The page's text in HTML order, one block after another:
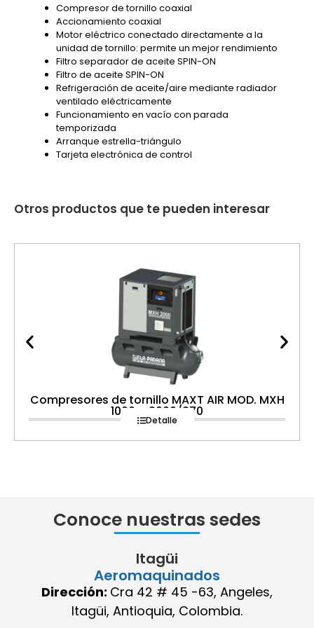
Compresor de tornillo coaxial
Accionamiento coaxial
Motor eléctrico conectado directamente a la
unidad de tornillo: permite un mejor rendimiento
Filtro separador de aceite SPIN-ON
Filtro de aceite SPIN-ON
Refrigeración de aceite/aire mediante radiador
ventilado eléctricamente
Funcionamiento en vacío con parada
temporizada
Arranque estrella-triángulo
Tarjeta electrónica de control
Otros productos que te pueden interesar
Compresores de tornillo MAXT AIR MOD. MXH
1000 – 2000/270
Detalle
Conoce nuestras sedes
Itagüi
Aeromaquinados
Dirección: Cra 42 # 45 -63, Angeles,
Itagüi, Antioquia, Colombia.